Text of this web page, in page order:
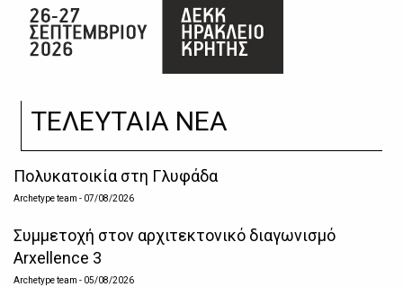
ΤΕΛΕΥΤΑΙΑ ΝΕΑ
Πολυκατοικία στη Γλυφάδα
Archetype team - 07/08/2026
Συμμετοχή στον αρχιτεκτονικό διαγωνισμό
Arxellence 3
Archetype team - 05/08/2026